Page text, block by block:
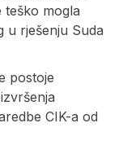
teško mogla
u rješenju Suda
postoje
CIK-a od